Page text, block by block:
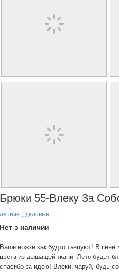
Брюки 55-Влеку За
летние деловые
Нет в наличии
Ваши ножки как будто танцуют! В пене
цвета из дышащей ткани. Лето будет
спасибо за идею! Влеки, чаруй, будь